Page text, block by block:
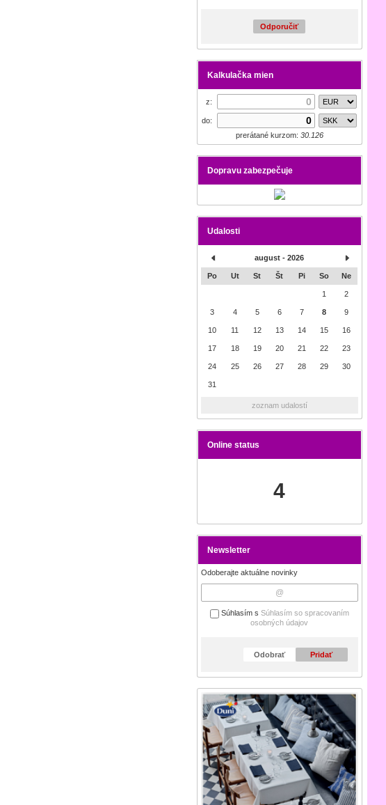
Odporučiť
Kalkulačka mien
z:
do:
prerátané kurzom: 30.126
Dopravu zabezpečuje
Udalosti
august - 2026
Po Ut St Št Pi So Ne
1 2
3 4 5 6 7 8 9
10 11 12 13 14 15 16
17 18 19 20 21 22 23
24 25 26 27 28 29 30
31
zoznam udalostí
Online status
4
Newsletter
Odoberajte aktuálne novinky
Súhlasím s Súhlasím so spracovaním
osobných údajov
Odobrať Pridať